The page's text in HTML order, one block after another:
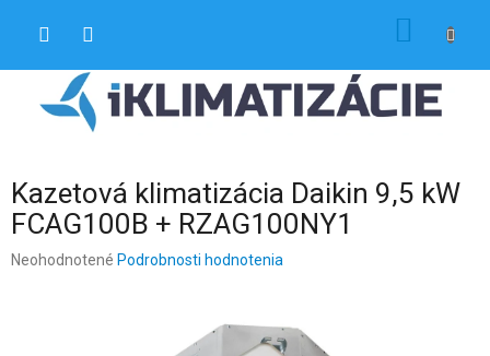
Kazetová klimatizácia Daikin 9,5 kW
FCAG100B + RZAG100NY1
Priemerné
Neohodnotené Podrobnosti hodnotenia